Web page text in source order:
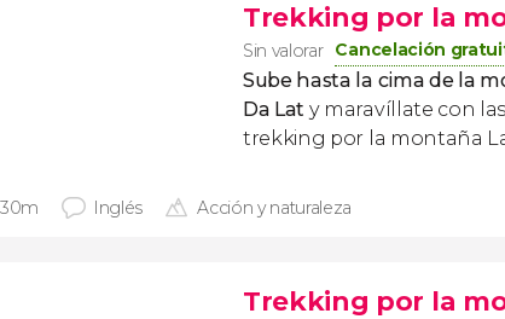
Trekking por la
Sin valorar Cancelación
Sube hasta la cima de la
Da Lat y maravíllate con
trekking por la montaña
Inglés Acción y naturaleza
Trekking por la